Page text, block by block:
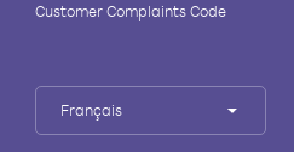
Customer Complaints Code
Français